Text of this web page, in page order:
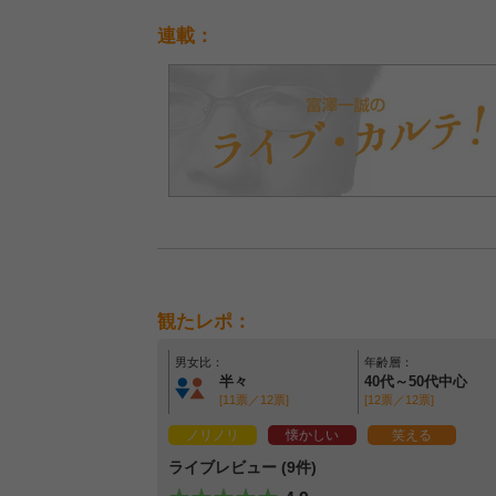
連載：
観たレポ：
男女比：
半々
[11票／12票]
年齢層：
40代～50代中心
[12票／12票]
ノリノリ 懐かしい 笑える
ライブレビュー (9件)